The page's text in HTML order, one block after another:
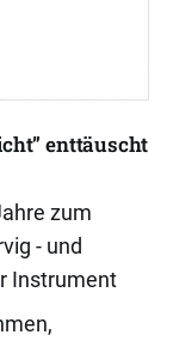
enttäuscht
zum
- und
Instrument